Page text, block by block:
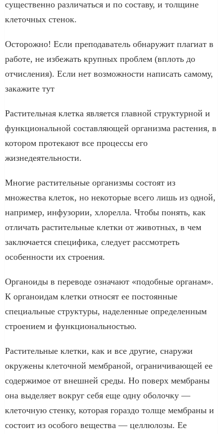
существенно различаться и по составу, и толщине
клеточных стенок.
Осторожно! Если преподаватель обнаружит плагиат в
работе, не избежать крупных проблем (вплоть до
отчисления). Если нет возможности написать самому,
закажите тут
Растительная клетка является главной структурной и
функциональной составляющей организма растения, в
котором протекают все процессы его
жизнедеятельности.
Многие растительные организмы состоят из
множества клеток, но некоторые всего лишь из одной,
например, инфузории, хлорелла. Чтобы понять, как
отличать растительные клетки от животных, в чем
заключается специфика, следует рассмотреть
особенности их строения.
Органоиды в переводе означают «подобные органам».
К органоидам клетки относят ее постоянные
специальные структуры, наделенные определенным
строением и функциональностью.
Растительные клетки, как и все другие, снаружи
окружены клеточной мембраной, ограничивающей ее
содержимое от внешней среды. Но поверх мембраны
она выделяет вокруг себя еще одну оболочку —
клеточную стенку, которая гораздо толще мембраны и
состоит из особого вещества — целлюлозы. Ее